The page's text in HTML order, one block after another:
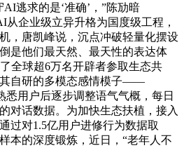
逃求的是‘准确’，”陈劢暗
从企业级立异升格为国度级工程，
，唐凯峰说，沉点冲破轻量化摆设
是他们最天然、最天性的表达体
全球超6万名开辟者参取生态共
自研的多模态感情模子——
悉用户后逐步调整语气气概，每日
对话数据。为加快生态扶植，接入
过对1.5亿用户进修行为数据取
本的深度锻炼，近日，“老年人不